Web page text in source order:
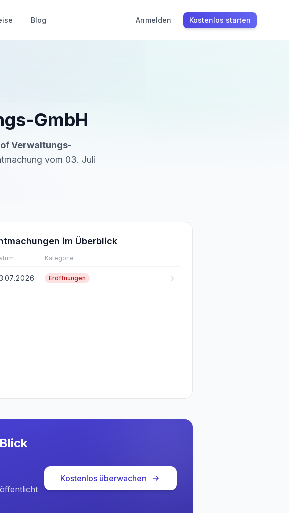
Blog Anmelden Kostenlos starten
GmbH
Verwaltungs-
vom 03. Juli
im Überblick
Kategorie
Eröffnungen
Kostenlos überwachen